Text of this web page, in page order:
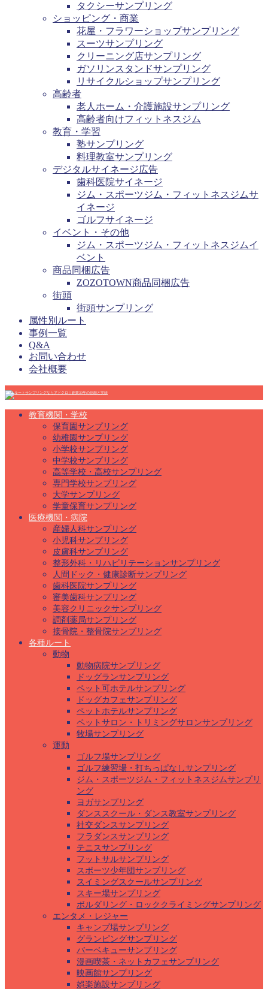
タクシーサンプリング
ショッピング・商業
花屋・フラワーショップサンプリング
スーツサンプリング
クリーニング店サンプリング
ガソリンスタンドサンプリング
リサイクルショップサンプリング
高齢者
老人ホーム・介護施設サンプリング
高齢者向けフィットネスジム
教育・学習
塾サンプリング
料理教室サンプリング
デジタルサイネージ広告
歯科医院サイネージ
ジム・スポーツジム・フィットネスジムサ
イネージ
ゴルフサイネージ
イベント・その他
ジム・スポーツジム・フィットネスジムイ
ベント
商品同梱広告
ZOZOTOWN商品同梱広告
街頭
街頭サンプリング
属性別ルート
事例一覧
Q&A
お問い合わせ
会社概要
教育機関・学校
保育園サンプリング
幼稚園サンプリング
小学校サンプリング
中学校サンプリング
高等学校・高校サンプリング
専門学校サンプリング
大学サンプリング
学童保育サンプリング
医療機関・病院
産婦人科サンプリング
小児科サンプリング
皮膚科サンプリング
整形外科・リハビリテーションサンプリング
人間ドック・健康診断サンプリング
歯科医院サンプリング
審美歯科サンプリング
美容クリニックサンプリング
調剤薬局サンプリング
接骨院・整骨院サンプリング
各種ルート
動物
動物病院サンプリング
ドッグランサンプリング
ペット可ホテルサンプリング
ドッグカフェサンプリング
ペットホテルサンプリング
ペットサロン・トリミングサロンサンプリング
牧場サンプリング
運動
ゴルフ場サンプリング
ゴルフ練習場・打ちっぱなしサンプリング
ジム・スポーツジム・フィットネスジムサンプリ
ング
ヨガサンプリング
ダンススクール・ダンス教室サンプリング
社交ダンスサンプリング
フラダンスサンプリング
テニスサンプリング
フットサルサンプリング
スポーツ少年団サンプリング
スイミングスクールサンプリング
スキー場サンプリング
ボルダリング・ロッククライミングサンプリング
エンタメ・レジャー
キャンプ場サンプリング
グランピングサンプリング
バーベキューサンプリング
漫画喫茶・ネットカフェサンプリング
映画館サンプリング
娯楽施設サンプリング